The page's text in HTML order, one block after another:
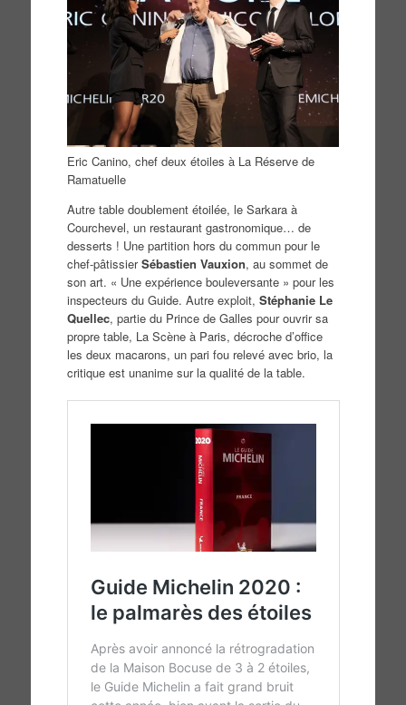
Eric Canino, chef deux étoiles à La Réserve de
Ramatuelle
Autre table doublement étoilée, le Sarkara à
Courchevel, un restaurant gastronomique… de
desserts ! Une partition hors du commun pour le
chef-pâtissierSébastien Vauxion, au sommet de
son art. « Une expérience bouleversante » pour les
inspecteurs du Guide. Autre exploit, Stéphanie Le
Quellec, partie du Prince de Galles pour ouvrir sa
propre table, La Scène à Paris, décroche d’office
les deux macarons, un pari fou relevé avec brio, la
critique est unanime sur la qualité de la table.